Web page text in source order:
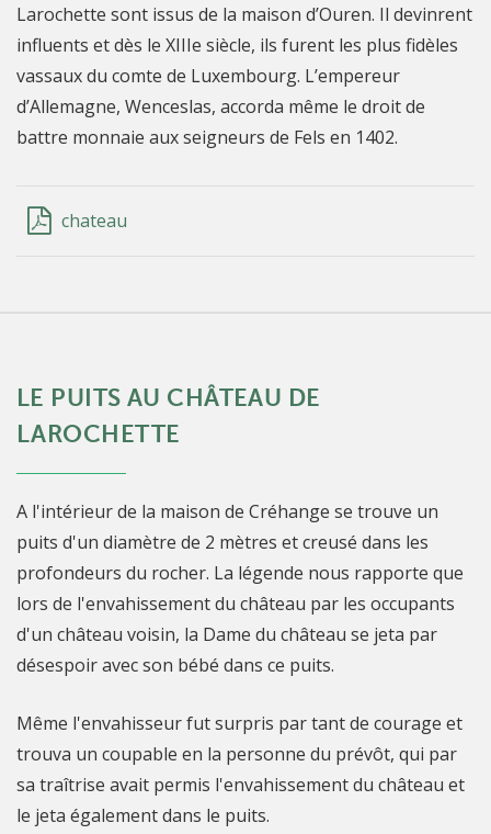
Larochette sont issus de la maison d’Ouren. Il devinrent
influents et dès le XIIIe siècle, ils furent les plus fidèles
vassaux du comte de Luxembourg. L’empereur
d’Allemagne, Wenceslas, accorda même le droit de
battre monnaie aux seigneurs de Fels en 1402.
chateau
LE PUITS AU CHÂTEAU DE
LAROCHETTE
A l'intérieur de la maison de Créhange se trouve un
puits d'un diamètre de 2 mètres et creusé dans les
profondeurs du rocher. La légende nous rapporte que
lors de l'envahissement du château par les occupants
d'un château voisin, la Dame du château se jeta par
désespoir avec son bébé dans ce puits.
Même l'envahisseur fut surpris par tant de courage et
trouva un coupable en la personne du prévôt, qui par
sa traîtrise avait permis l'envahissement du château et
le jeta également dans le puits.